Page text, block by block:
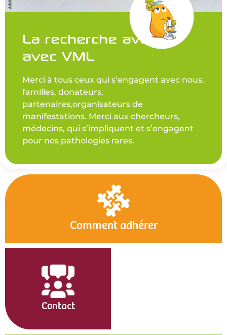
La recherche avance
avec VML
Merci à tous ceux qui s’engagent avec nous,
familles, donateurs,
partenaires,organisateurs de
manifestations. Merci aux chercheurs,
médecins, qui s’impliquent et s’engagent
pour nos pathologies rares.
Comment adhérer
Contact